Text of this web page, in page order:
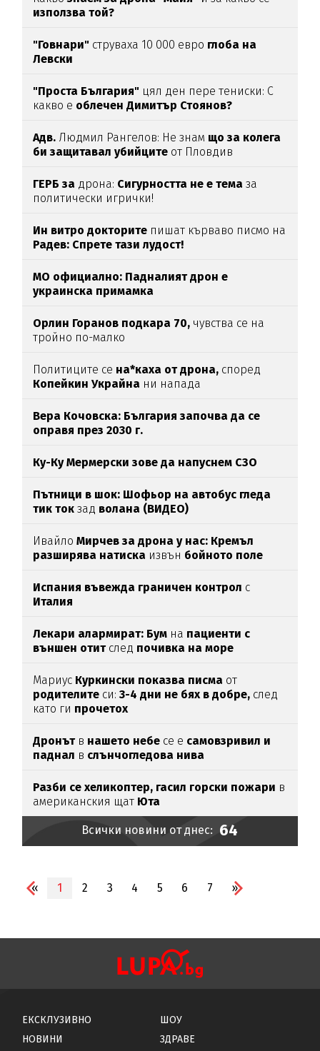
използва той?
"Говнари" струваха 10 000 евро глоба на
Левски
"Проста България" цял ден пере тениски: С
какво е облечен Димитър Стоянов?
Адв. Людмил Рангелов: Не знам що за колега
би защитавал убийците от Пловдив
ГЕРБ за дрона: Сигурността не е темаза
политически игрички!
Ин витро докторите пишат кърваво писмо на
Радев: Спрете тази лудост!
МО официално: Падналият дрон е
украинска примамка
Орлин Горанов подкара 70, чувства се на
тройно по-малко
Политиците се на*каха от дрона, според
Копейкин Украйна ни напада
Вера Кочовска: България започва да се
оправя през 2030 г.
Ку-Ку Мермерски зове да напуснем СЗО
Пътници в шок: Шофьор на автобус гледа
тик ток зад волана (ВИДЕО)
ИвайлоМирчев за дрона у нас: Кремъл
разширява натиска извън бойното поле
Испания въвежда граничен контрол с
Италия
Лекари алармират: Бум на пациенти с
външен отитслед почивка на море
Мариус Куркински показва писма от
родителите си:3-4 дни не бях в добре, след
като ги прочетох
Дронътв нашето небе се е самовзривил и
паднал в слънчогледова нива
Разби се хеликоптер, гасил горски пожари в
американския щат Юта
Всички новини от днес: 64
« 1 2 3 4 5 6 7 »
ЕКСКЛУЗИВНО
НОВИНИ
ШОУ
ЗДРАВЕ